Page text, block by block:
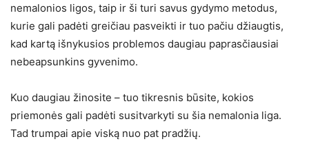
nemalonios ligos, taip ir ši turi savus gydymo metodus,
kurie gali padėti greičiau pasveikti ir tuo pačiu džiaugtis,
kad kartą išnykusios problemos daugiau paprasčiausiai
nebeapsunkins gyvenimo.
Kuo daugiau žinosite – tuo tikresnis būsite, kokios
priemonės gali padėti susitvarkyti su šia nemalonia liga.
Tad trumpai apie viską nuo pat pradžių.